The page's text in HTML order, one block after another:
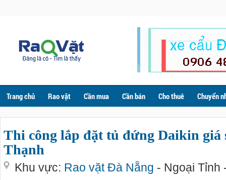
Trang chủ Rao vặt Cần mua Cần bán Cho thuê Chuyển
Thi công lắp đặt tủ đứng Daikin giá
Thạnh
Khu vực: Rao vặt Đà Nẵng - Ngoại Tỉnh